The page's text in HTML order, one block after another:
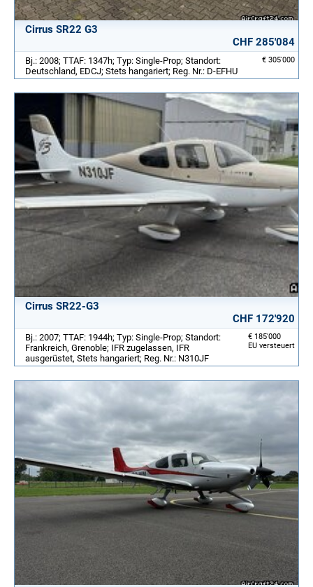
Cirrus SR22 G3
CHF 285'084
€ 305'000
Bj.: 2008; TTAF: 1347h; Typ: Single-Prop; Standort:
Deutschland, EDCJ; Stets hangariert; Reg. Nr.: D-EFHU
Cirrus SR22-G3
CHF 172'920
€ 185'000
EU versteuert
Bj.: 2007; TTAF: 1944h; Typ: Single-Prop; Standort:
Frankreich, Grenoble; IFR zugelassen, IFR
ausgerüstet, Stets hangariert; Reg. Nr.: N310JF